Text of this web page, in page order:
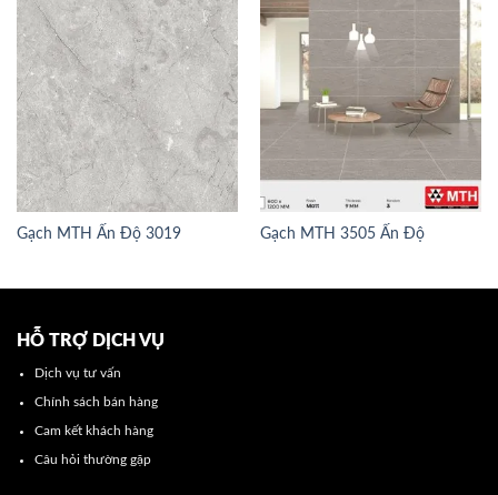
Gạch MTH Ấn Độ 3019 Gạch MTH 3505 Ấn Độ
HỖ TRỢ DỊCH VỤ
Dịch vụ tư vấn
Chính sách bán hàng
Cam kết khách hàng
Câu hỏi thường gặp